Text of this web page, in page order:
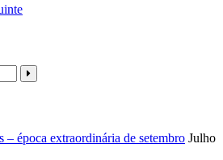
– época extraordinária de setembro Julho